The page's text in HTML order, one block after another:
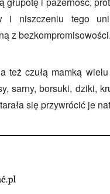
i niszczeniu tego
z bezkompromisowości.
też czułą mamką
sarny, borsuki, dziki,
się przywrócić je